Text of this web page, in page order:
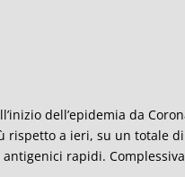
dell’epidemia da
rispetto a ieri, su un totale
antigenici rapidi.